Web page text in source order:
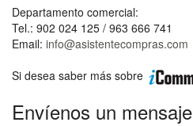
Departamento comercial:
Tel.: 902 024 125 / 963 666 741
Email: info@asistentecompras.com
Si desea saber más sobre
Envíenos un mensaje